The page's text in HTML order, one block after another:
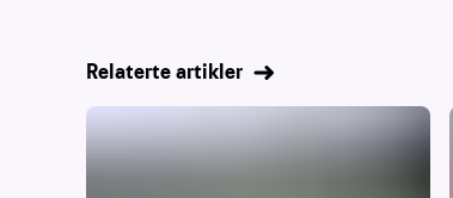
Relaterte artikler